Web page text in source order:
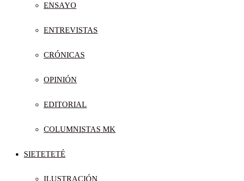
ENSAYO
ENTREVISTAS
CRÓNICAS
OPINIÓN
EDITORIAL
COLUMNISTAS MK
SIETETETÉ
ILUSTRACIÓN